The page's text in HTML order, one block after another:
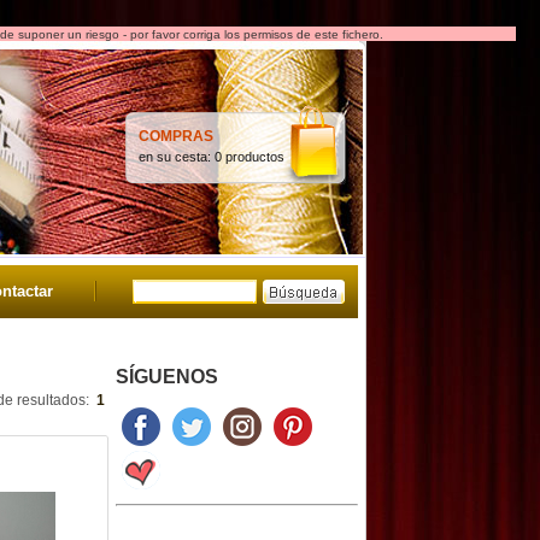
suponer un riesgo - por favor corriga los permisos de este fichero.
COMPRAS
en su cesta: 0 productos
resultados: 1
SÍGUENOS